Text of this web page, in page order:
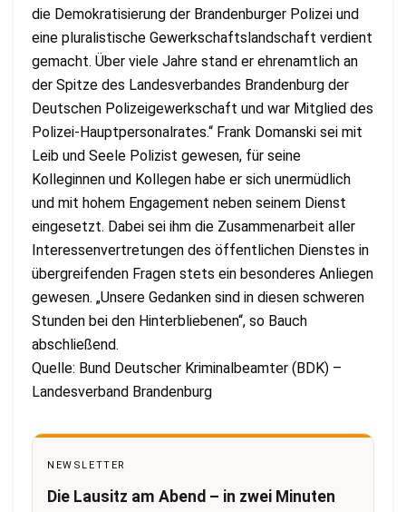
die Demokratisierung der Brandenburger Polizei und
eine pluralistische Gewerkschaftslandschaft verdient
gemacht. Über viele Jahre stand er ehrenamtlich an
der Spitze des Landesverbandes Brandenburg der
Deutschen Polizeigewerkschaft und war Mitglied des
Polizei-Hauptpersonalrates.“ Frank Domanski sei mit
Leib und Seele Polizist gewesen, für seine
Kolleginnen und Kollegen habe er sich unermüdlich
und mit hohem Engagement neben seinem Dienst
eingesetzt. Dabei sei ihm die Zusammenarbeit aller
Interessenvertretungen des öffentlichen Dienstes in
übergreifenden Fragen stets ein besonderes Anliegen
gewesen. „Unsere Gedanken sind in diesen schweren
Stunden bei den Hinterbliebenen“, so Bauch
abschließend.
Quelle: Bund Deutscher Kriminalbeamter (BDK) –
Landesverband Brandenburg
NEWSLETTER
Die Lausitz am Abend – in zwei Minuten